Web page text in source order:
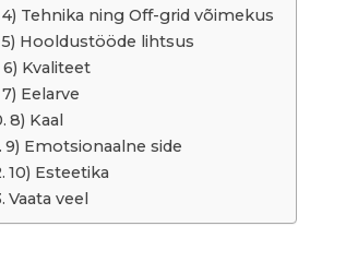
4) Tehnika ning Off-grid võimekus
5) Hooldustööde lihtsus
6) Kvaliteet
7) Eelarve
8) Kaal
9) Emotsionaalne side
10) Esteetika
Vaata veel